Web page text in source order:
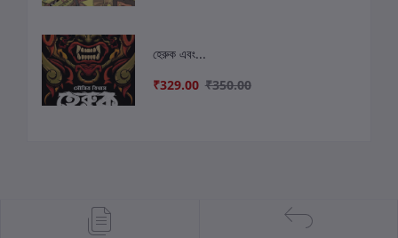
হেরুক এবং...
₹329.00 ₹350.00